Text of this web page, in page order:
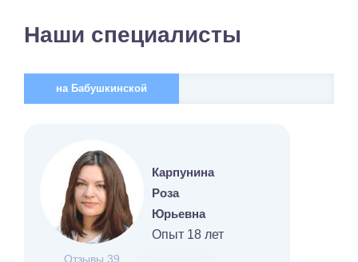
Наши специалисты
на Бабушкинской
Отзывы 39
Карпунина
Роза
Юрьевна
Опыт 18 лет